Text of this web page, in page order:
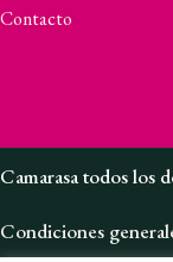
Contacto
Camarasa todos los
Condiciones